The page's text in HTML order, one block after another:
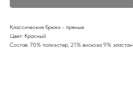
Классические брюки - прямые
Цвет: Красный
Состав: 70% полиэстер, 21% вискоза 9% эластан